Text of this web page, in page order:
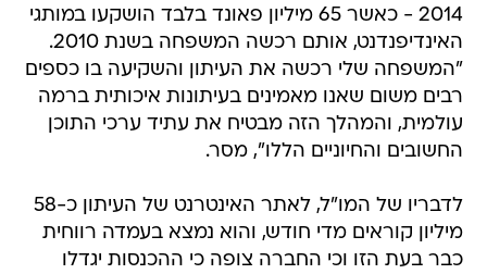
2014 - כאשר 65 מיליון פאונד בלבד הושקעו במותגי
האינדיפנדנט, אותם רכשה המשפחה בשנת 2010.
"המשפחה שלי רכשה את העיתון והשקיעה בו כספים
רבים משום שאנו מאמינים בעיתונות איכותית ברמה
עולמית, והמהלך הזה מבטיח את עתיד ערכי התוכן
החשובים והחיוניים הללו", מסר.
לדבריו של המו"ל, לאתר האינטרנט של העיתון כ-58
מיליון קוראים מדי חודש, והוא נמצא בעמדה רווחית
כבר בעת הזו וכי החברה צופה כי ההכנסות יגדלו